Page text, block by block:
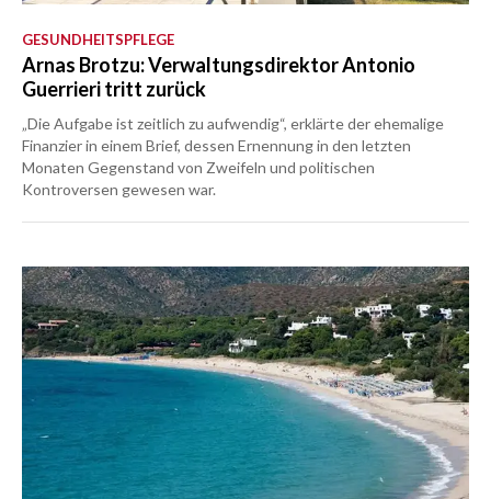
GESUNDHEITSPFLEGE
Arnas Brotzu: Verwaltungsdirektor Antonio
Guerrieri tritt zurück
„Die Aufgabe ist zeitlich zu aufwendig“, erklärte der ehemalige
Finanzier in einem Brief, dessen Ernennung in den letzten
Monaten Gegenstand von Zweifeln und politischen
Kontroversen gewesen war.